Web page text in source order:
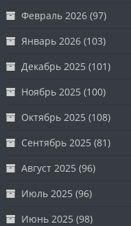
Февраль 2026 (97)
Январь 2026 (103)
Декабрь 2025 (101)
Ноябрь 2025 (100)
Октябрь 2025 (108)
Сентябрь 2025 (81)
Август 2025 (96)
Июль 2025 (96)
Июнь 2025 (98)